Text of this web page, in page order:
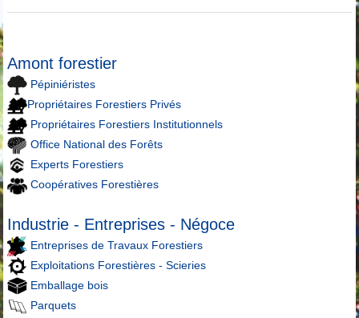
Amont forestier
Pépiniéristes
Propriétaires Forestiers Privés
Propriétaires Forestiers Institutionnels
Office National des Forêts
Experts Forestiers
Coopératives Forestières
Industrie - Entreprises - Négoce
Entreprises de Travaux Forestiers
Exploitations Forestières - Scieries
Emballage bois
Parquets